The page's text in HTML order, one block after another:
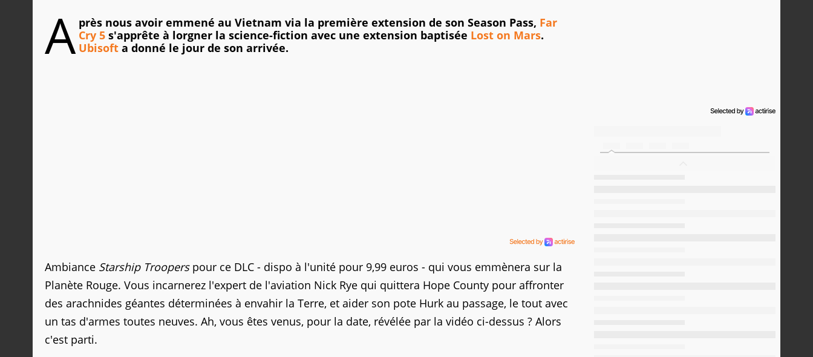
A près nous avoir emmené au Vietnam via la première extension de son Season Pass, Far
Cry 5 s'apprête à lorgner la science-fiction avec une extension baptisée Lost on Mars.
Ubisoft a donné le jour de son arrivée.
Ambiance Starship Trooperspour ce DLC - dispo à l'unité pour 9,99 euros - qui vous emmènera sur la
Planète Rouge. Vous incarnerez l'expert de l'aviation Nick Rye qui quittera Hope County pour affronter
des arachnides géantes déterminées à envahir la Terre, et aider son pote Hurk au passage, le tout avec
un tas d'armes toutes neuves. Ah, vous êtes venus, pour la date, révélée par la vidéo ci-dessus ? Alors
c'est parti.